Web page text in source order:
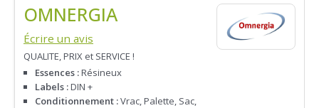
OMNERGIA
Écrire un avis
QUALITE, PRIX et SERVICE !
Essences :Résineux
Labels :DIN +
Conditionnement :Vrac, Palette, Sac,